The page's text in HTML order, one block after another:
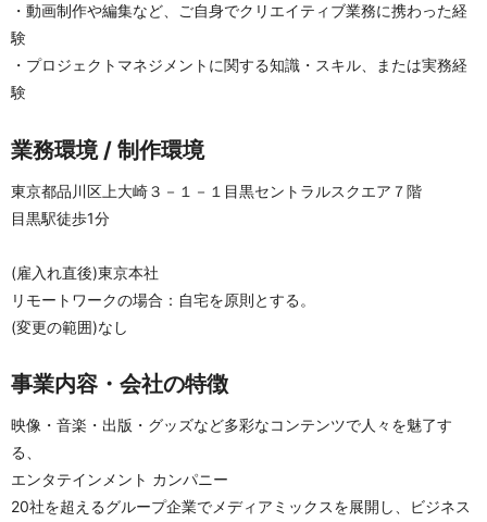
・動画制作や編集など、ご自身でクリエイティブ業務に携わった経
験
・プロジェクトマネジメントに関する知識・スキル、または実務経
験
業務環境 / 制作環境
東京都品川区上大崎３－１－１目黒セントラルスクエア７階
目黒駅徒歩1分
(雇入れ直後)東京本社
リモートワークの場合：自宅を原則とする。
(変更の範囲)なし
事業内容・会社の特徴
映像・音楽・出版・グッズなど多彩なコンテンツで人々を魅了す
る、
エンタテインメント カンパニー
20社を超えるグループ企業でメディアミックスを展開し、ビジネス